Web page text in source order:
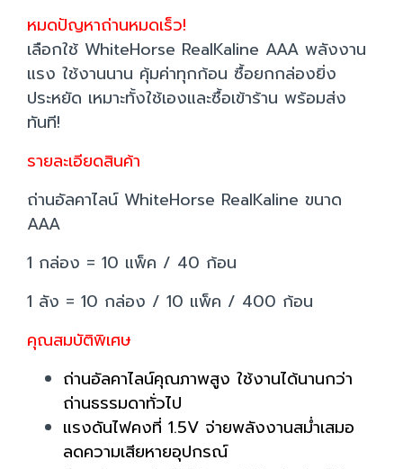
หมดปัญหาถ่านหมดเร็ว!
เลือกใช้ WhiteHorse RealKaline AAA พลังงาน
แรง ใช้งานนาน คุ้มค่าทุกก้อน ซื้อยกกล่องยิ่ง
ประหยัด เหมาะทั้งใช้เองและซื้อเข้าร้าน พร้อมส่ง
ทันที!
รายละเอียดสินค้า
ถ่านอัลคาไลน์ WhiteHorse RealKaline ขนาด
AAA
1 กล่อง = 10 แพ็ค / 40 ก้อน
1 ลัง = 10 กล่อง / 10 แพ็ค / 400 ก้อน
คุณสมบัติพิเศษ
ถ่านอัลคาไลน์คุณภาพสูง ใช้งานได้นานกว่า
ถ่านธรรมดาทั่วไป
แรงดันไฟคงที่ 1.5V จ่ายพลังงานสม่ำเสมอ
ลดความเสียหายอุปกรณ์